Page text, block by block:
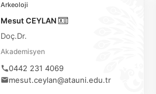
Arkeoloji
Mesut CEYLAN
Doç.Dr.
Akademisyen
0442 231 4069
mesut.ceylan@atauni.edu.tr